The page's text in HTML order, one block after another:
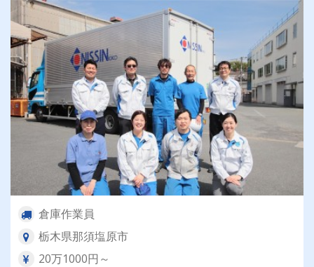
倉庫作業員
栃木県那須塩原市
20万1000円～